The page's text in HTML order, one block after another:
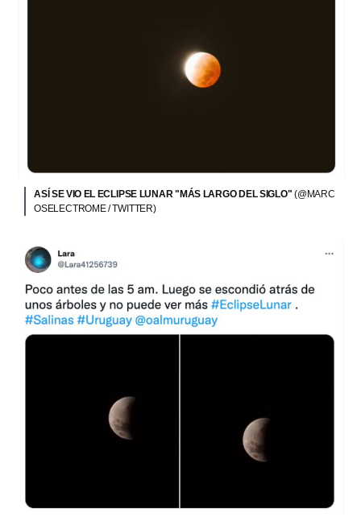
ASÍ SE VIO EL ECLIPSE LUNAR "MÁS LARGO DEL SIGLO" (@MARC
OSELECTROME / TWITTER)